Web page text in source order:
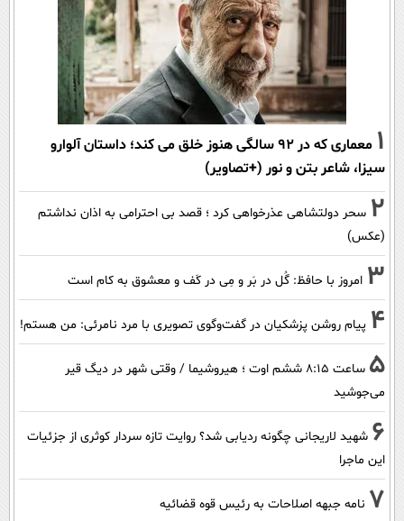
1
معماری که در 92 سالگی هنوز خلق می کند؛ داستان آلوارو
سیزا، شاعر بتن و نور (+تصاویر)
2 سحر دولتشاهی عذرخواهی کرد ؛ قصد بی احترامی به اذان نداشتم
(عکس)
3 امروز با حافظ: گُل در بَر و مِی در کَف و معشوق به کام است
4 پیام روشن پزشکیان در گفت‌و‌گوی تصویری با مرد نامرئی: من هستم!
5
ساعت ۸:۱۵ ششم اوت ؛ هیروشیما / وقتی شهر در دیگ قیر
می‌جوشید
6 شهید لاریجانی چگونه ردیابی شد؟ روایت تازه سردار کوثری از جزئیات
این ماجرا
7 نامه جبهه اصلاحات به رئیس قوه قضائیه